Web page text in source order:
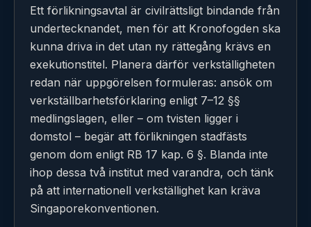
Ett förlikningsavtal är civilrättsligt bindande från
undertecknandet, men för att Kronofogden ska
kunna driva in det utan ny rättegång krävs en
exekutionstitel. Planera därför verkställigheten
redan när uppgörelsen formuleras: ansök om
verkställbarhetsförklaring enligt 7–12 §§
medlingslagen, eller – om tvisten ligger i
domstol – begär att förlikningen stadfästs
genom dom enligt RB 17 kap. 6 §. Blanda inte
ihop dessa två institut med varandra, och tänk
på att internationell verkställighet kan kräva
Singaporekonventionen.